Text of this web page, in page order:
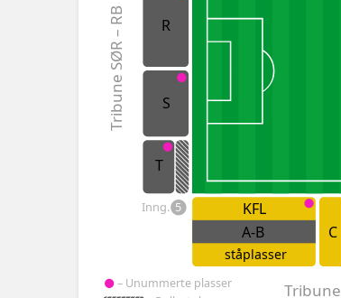
T
S
R
C
A-B
Tribune SØR – RB
Inng. 5 KFL
ståplasser
– Unummerte plasser